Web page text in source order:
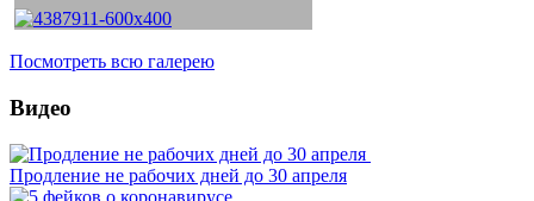
Посмотреть всю галерею
Видео
Продление не рабочих дней до 30 апреля